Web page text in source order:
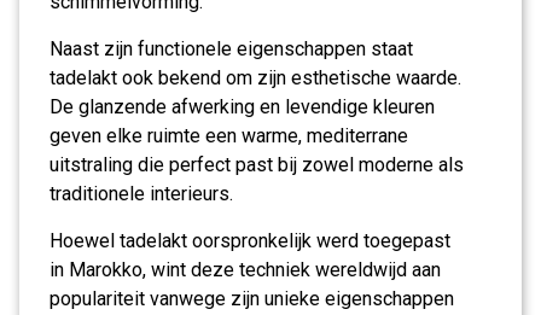
Naast zijn functionele eigenschappen staat
tadelakt ook bekend om zijn esthetische waarde.
De glanzende afwerking en levendige kleuren
geven elke ruimte een warme, mediterrane
uitstraling die perfect past bij zowel moderne als
traditionele interieurs.
Hoewel tadelakt oorspronkelijk werd toegepast
in Marokko, wint deze techniek wereldwijd aan
populariteit vanwege zijn unieke eigenschappen